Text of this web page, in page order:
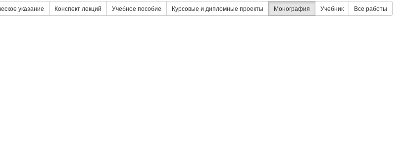
указание Конспект лекций Учебное пособие Курсовые и дипломные проекты Монография Учебник Все работы